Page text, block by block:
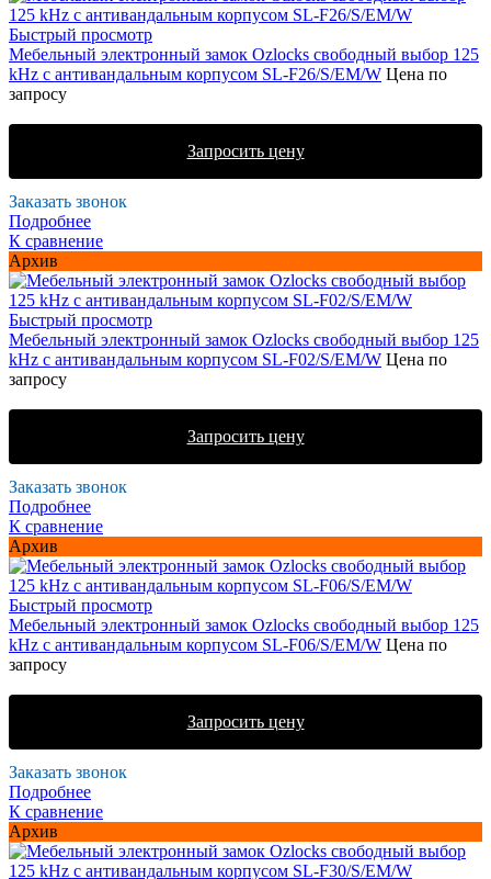
Быстрый просмотр
Мебельный электронный замок Ozlocks свободный выбор 125
kHz с антивандальным корпусом SL-F26/S/EM/W Цена по
запросу
Запросить цену
Заказать звонок
Подробнее
К сравнение
Архив
Быстрый просмотр
Мебельный электронный замок Ozlocks свободный выбор 125
kHz с антивандальным корпусом SL-F02/S/EM/W Цена по
запросу
Запросить цену
Заказать звонок
Подробнее
К сравнение
Архив
Быстрый просмотр
Мебельный электронный замок Ozlocks свободный выбор 125
kHz с антивандальным корпусом SL-F06/S/EM/W Цена по
запросу
Запросить цену
Заказать звонок
Подробнее
К сравнение
Архив